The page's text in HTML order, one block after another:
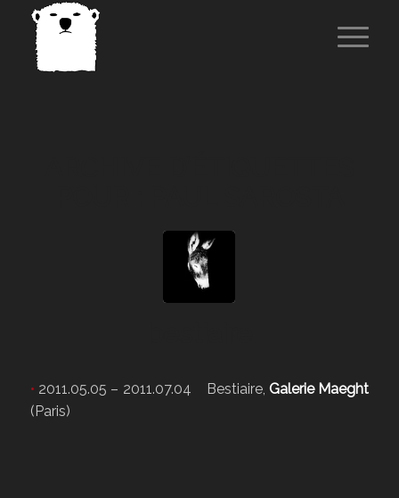
• 2011.05.05 – 2011.07.04 Bestiaire,Galerie Maeght
(Paris)